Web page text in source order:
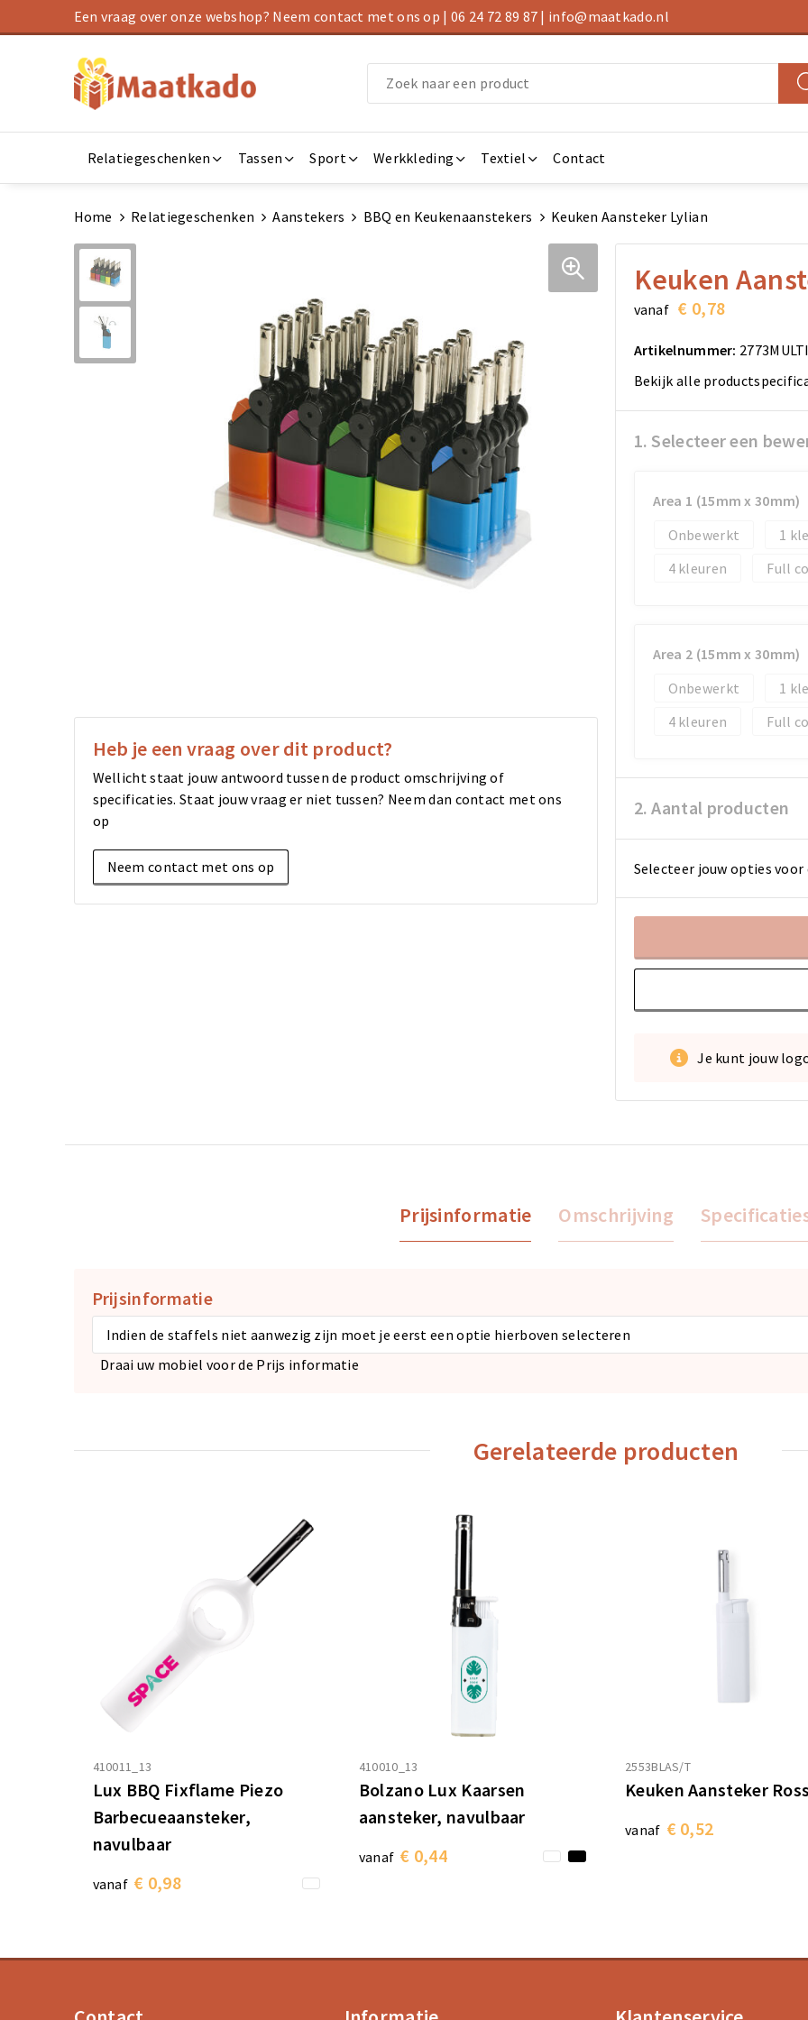
Een vraag over onze webshop? Neem contact met ons op | 06 24 72 89 87 | info@maatkado.nl
Relatiegeschenken Tassen Sport Werkkleding Textiel Contact
Home Relatiegeschenken Aanstekers BBQ en Keukenaanstekers Keuken Aansteker Lylian
Heb je een vraag over dit product?
Wellicht staat jouw antwoord tussen de product omschrijving of
specificaties. Staat jouw vraag er niet tussen? Neem dan contact met ons
op
Neem contact met ons op
Keuken
vanaf € 0,78
Artikelnummer:
Bekijk alle
1. Selecteer een
Area 1 (15mm x 30mm)
Onbewerkt
1
4
Full
Area 2 (15mm x 30mm)
Onbewerkt
1
4
Full
2. Aantal producten
Selecteer jouw opties voor
Je kunt jouw
Prijsinformatie Omschrijving
Prijsinformatie
Indien de staffels niet aanwezig zijn moet je eerst een optie hierboven selecteren
Draai uw mobiel voor de Prijs informatie
Gerelateerde producten
410011_13
Lux BBQ Fixflame Piezo
Barbecueaansteker,
navulbaar
vanaf € 0,98
410010_13
Bolzano Lux Kaarsen
aansteker, navulbaar
vanaf € 0,44
2553BLAS/T
Keuken Aansteker
vanaf € 0,52